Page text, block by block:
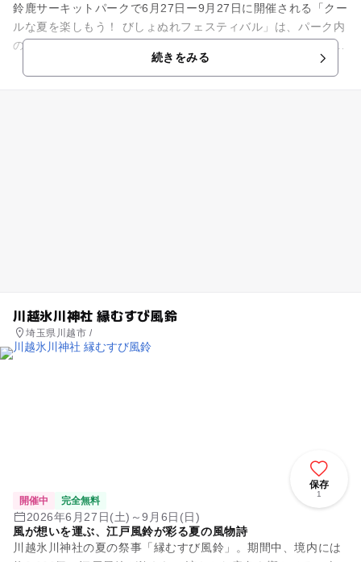
鈴鹿サーキットパークで6月27日ー9月27日に開催される「クー
ルな夏を楽しもう！ びしょぬれフェスティバル」は、パーク内
の5種類のアトラクションが夏限定の“びしょぬれ”仕様になり、
続きをみる
川越氷川神社 縁むすび風鈴
埼玉県川越市 /
保存
1
開催中 完全無料
2026年6月27日(土)～9月6日(日)
風が想いを運ぶ、江戸風鈴が彩る夏の風物詩
川越氷川神社の夏の祭事「縁むすび風鈴」。期間中、境内には